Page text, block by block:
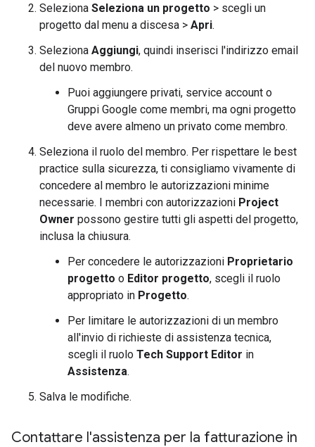
Seleziona Seleziona un progetto > scegli un
progetto dal menu a discesa > Apri.
Seleziona Aggiungi, quindi inserisci l'indirizzo email
del nuovo membro.
Puoi aggiungere privati, service account o
Gruppi Google come membri, ma ogni progetto
deve avere almeno un privato come membro.
Seleziona il ruolo del membro. Per rispettare le best
practice sulla sicurezza, ti consigliamo vivamente di
concedere al membro le autorizzazioni minime
necessarie. I membri con autorizzazioni Project
Owner possono gestire tutti gli aspetti del progetto,
inclusa la chiusura.
Per concedere le autorizzazioni Proprietario
progetto o Editor progetto, scegli il ruolo
appropriato in Progetto.
Per limitare le autorizzazioni di un membro
all'invio di richieste di assistenza tecnica,
scegli il ruolo Tech Support Editor in
Assistenza.
Salva le modifiche.
Contattare l'assistenza per la fatturazione in